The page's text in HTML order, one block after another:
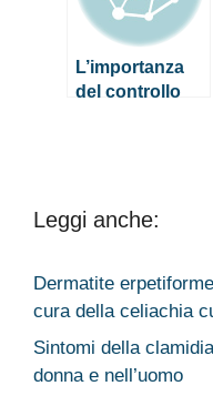
L’importanza
del controllo
Leggi anche:
Dermatite
cura della celiachia
Sintomi della
donna e nell’uomo